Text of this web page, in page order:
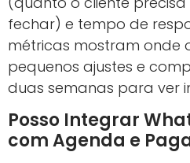
fechar) e tempo de
métricas mostram onde
pequenos ajustes e
duas semanas para ver
Posso Integrar
com Agenda e